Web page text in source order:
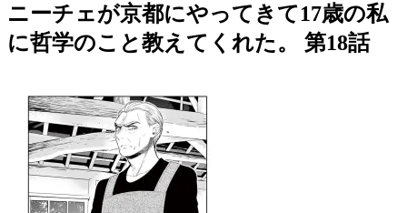
ニーチェが京都にやってきて17歳の私
に哲学のこと教えてくれた。 第18話